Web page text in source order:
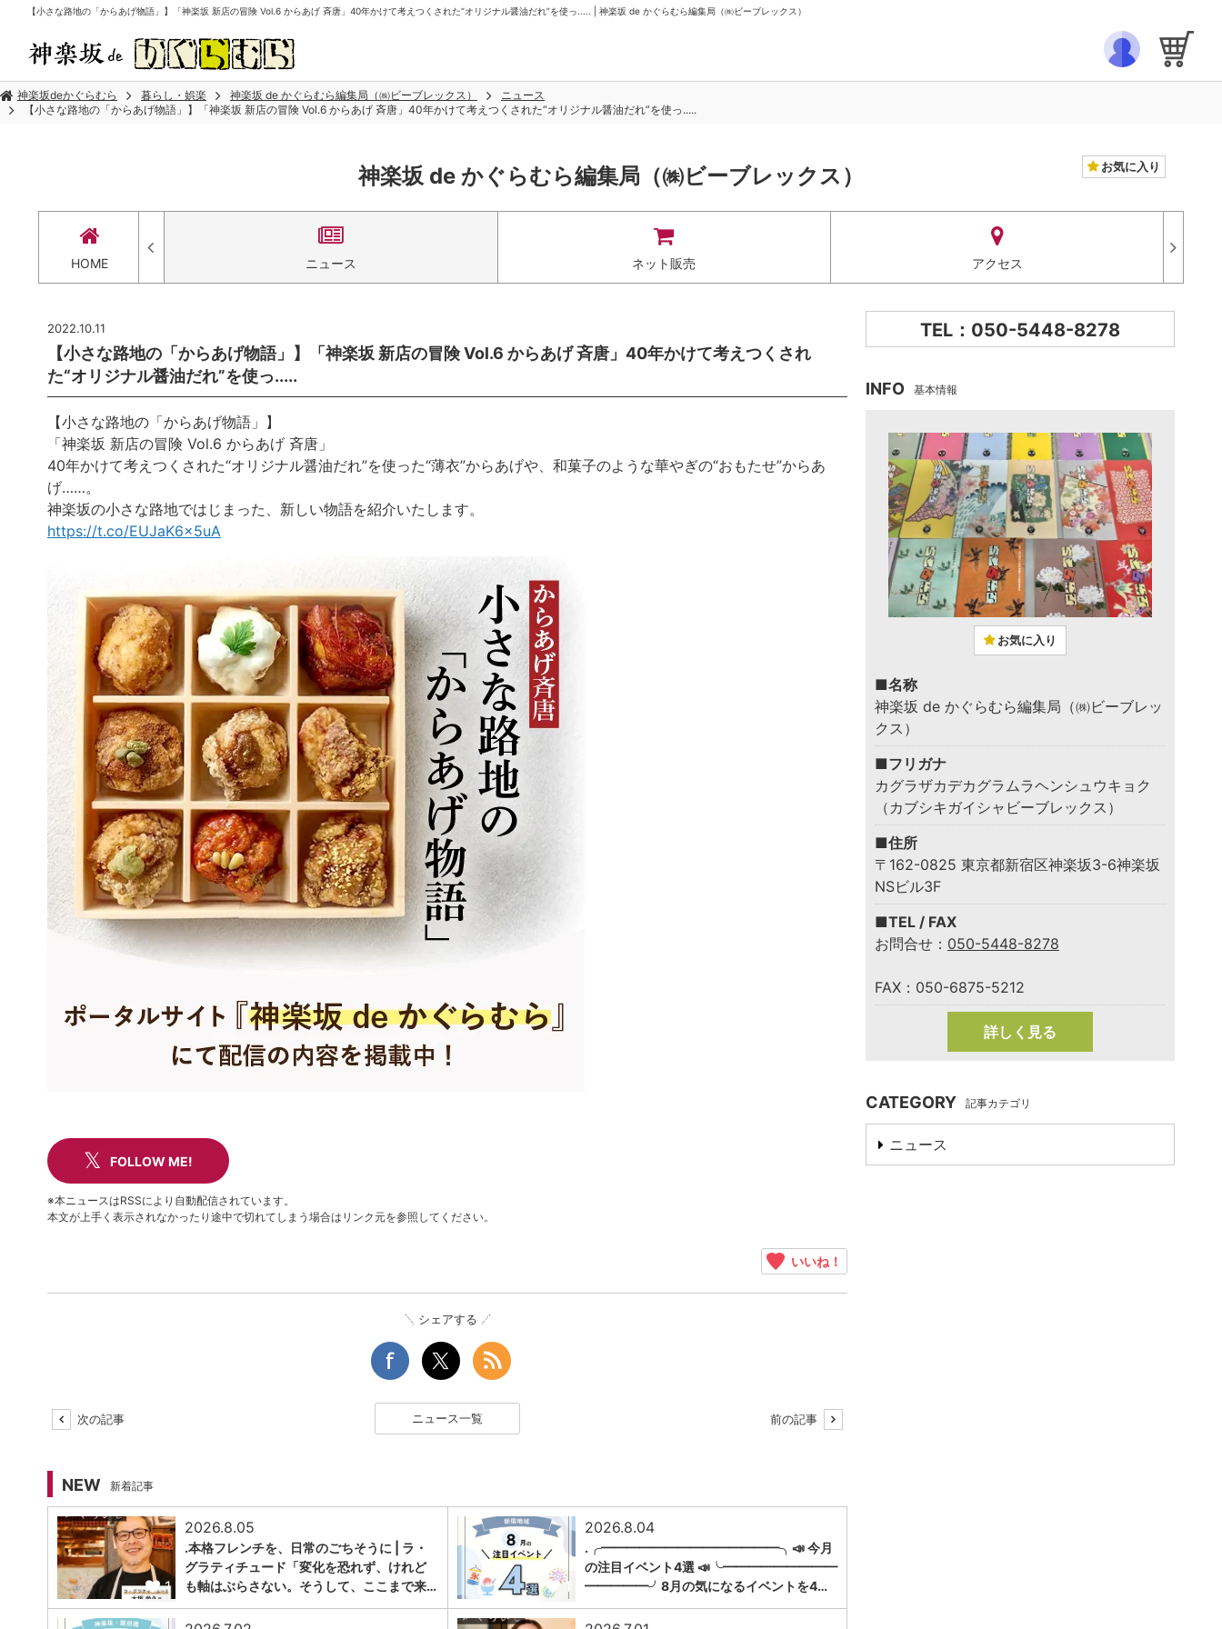
【小さな路地の「からあげ物語」】「神楽坂 新店の冒険 Vol.6 からあげ 斉唐」40年かけて考えつくされた“オリジナル醤油だれ”を使っ..... | 神楽坂 de かぐらむら編集局（㈱ビーブレックス）
神楽坂deかぐらむら 暮らし・娯楽 神楽坂 de かぐらむら編集局（㈱ビーブレックス）
ニュース
【小さな路地の「からあげ物語」】「神楽坂 新店の冒険 Vol.6 からあげ 斉唐」40年かけて考えつくされた“オリジナル醤油だれ”を使っ.....
神楽坂 de かぐらむら編集局（㈱ビーブレックス） お気に入り
HOME ニュース ネット販売 アクセス
2022.10.11
【小さな路地の「からあげ物語」】「神楽坂 新店の冒険 Vol.6 からあげ 斉唐」40年かけて考えつくされ
た“オリジナル醤油だれ”を使っ.....
【小さな路地の「からあげ物語」】
「神楽坂 新店の冒険 Vol.6 からあげ 斉唐」
40年かけて考えつくされた“オリジナル醤油だれ”を使った“薄衣”からあげや、和菓子のような華やぎの“おもたせ”からあ
げ……。
神楽坂の小さな路地ではじまった、新しい物語を紹介いたします。
https://t.co/EUJaK6x5uA
FOLLOW ME!
※本ニュースはRSSにより自動配信されています。
本文が上手く表示されなかったり途中で切れてしまう場合はリンク元を参照してください。
いいね！
シェアする
次の記事 ニュース一覧 前の記事
NEW 新着記事
1
2026.8.05
.本格フレンチを、日常のごちそうに | ラ・
グラティチュード「変化を恐れず、けれど
も軸はぶらさない。そうして、ここまで来…
1
2026.8.04
.╭━━━━━━━━━━━━━━╮📣 今月
の注目イベント4選 📣╰━━━━━━━━━
━━━━━╯8月の気になるイベントを4…
TEL：050-5448-8278
INFO 基本情報
お気に入り
■名称
神楽坂 de かぐらむら編集局（㈱ビーブレッ
クス）
■フリガナ
カグラザカデカグラムラヘンシュウキョク
（カブシキガイシャビーブレックス）
■住所
〒162-0825 東京都新宿区神楽坂3-6神楽坂
NSビル3F
■TEL / FAX
お問合せ： 050-5448-8278
FAX：050-6875-5212
詳しく見る
CATEGORY 記事カテゴリ
ニュース